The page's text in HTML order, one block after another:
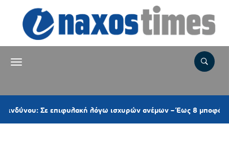
Σε επιφυλακή λόγω ισχυρών ανέμων – Έως 8 μποφόρ στις